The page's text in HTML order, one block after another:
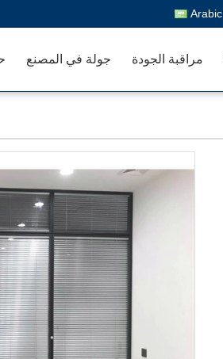
Arabic
جولة في المصنع مراقبة الجودة